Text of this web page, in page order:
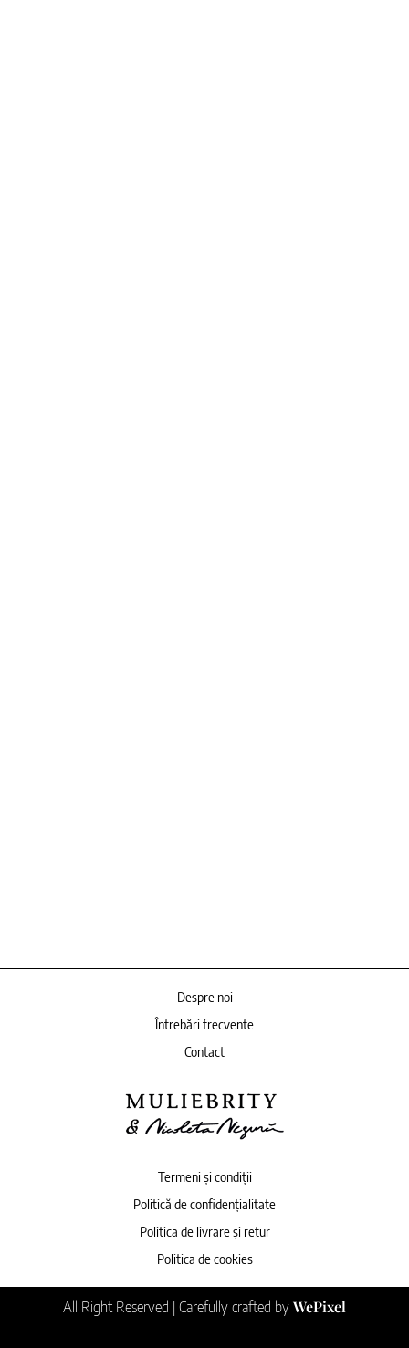
Despre noi
Întrebări frecvente
Contact
Termeni și condiții
Politică de confidențialitate
Politica de livrare și retur
Politica de cookies
All Right Reserved | Carefully crafted by WePixel